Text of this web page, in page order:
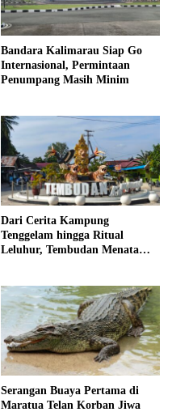
Bandara Kalimarau Siap Go
Internasional, Permintaan
Penumpang Masih Minim
Dari Cerita Kampung
Tenggelam hingga Ritual
Leluhur, Tembudan Menata
Serangan Buaya Pertama di
Maratua Telan Korban Jiwa